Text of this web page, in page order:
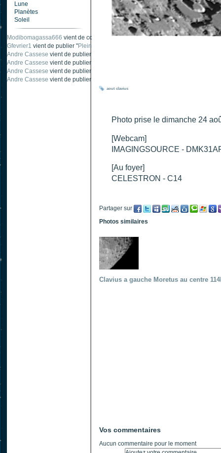
Lune
Planètes
Soleil
Carnabystreetvient de publier "Ombre traînée de condensation".
Modibomagassa666vient de commenter "
Gfevrier1vient de publier "Pleine Lune - 9 Aout 205
Andre Cassese vient de publier "
Andre Cassese vient de publier "
Andre Cassese vient de publier "
aout clavius
Photo prise le dimanche 24
[Webcam]
IMAGINGSOURCE -
[Au foyer]
CELESTRON - C14
Partager sur
Photos similaires
Clavius a gauche Moretus au centre
Vos commentaires
Aucun commentaire pour le moment